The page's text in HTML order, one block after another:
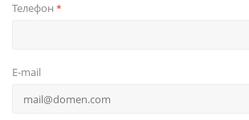
Телефон *
E-mail